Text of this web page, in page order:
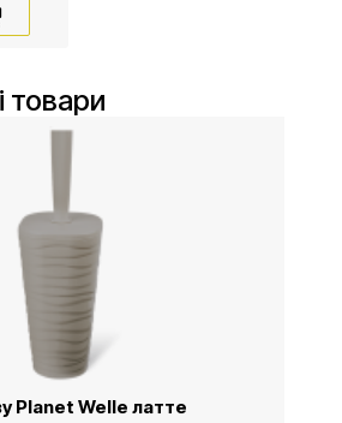
товари
Planet Welle латте